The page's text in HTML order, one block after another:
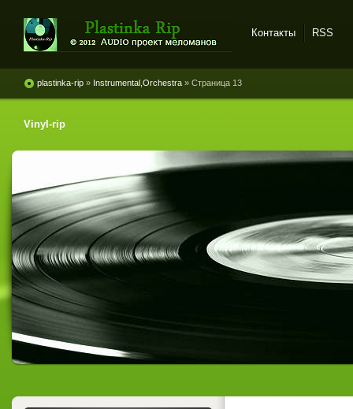
винила и магнитоальбомов
Контакты RSS
plastinka-rip » Instrumental,Orchestra » Страница 13
Vinyl-rip